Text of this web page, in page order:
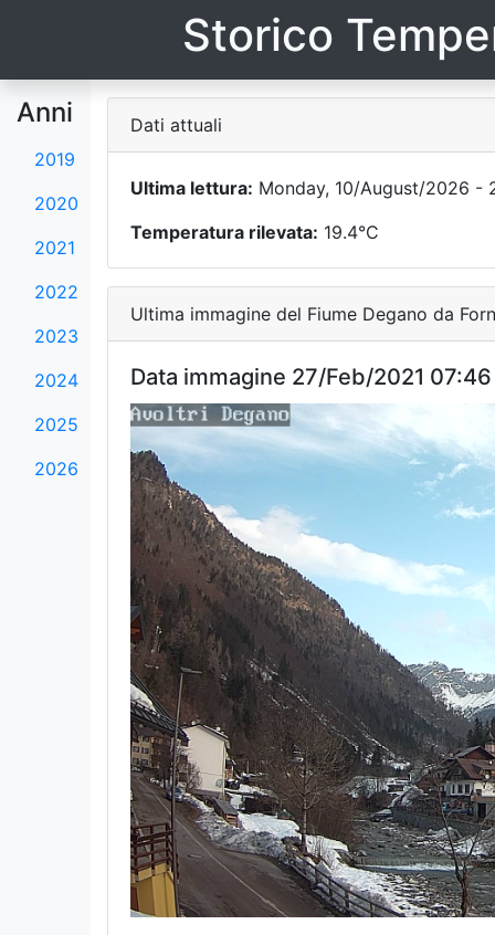
Storico
Anni
2019
2020
2021
2022
2023
2024
2025
2026
Dati attuali
Ultima lettura: Monday, 10/August/2026 -
Temperatura rilevata: 19.4°C
Ultima immagine del Fiume Degano da
Data immagine 27/Feb/2021 07:46